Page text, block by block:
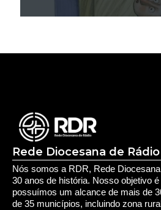
Rede Diocesana de Rádio
Nós somos a RDR, Rede
30 anos de história. Nosso objetivo
possuímos um alcance de mais de
de 35 municípios, incluindo zona